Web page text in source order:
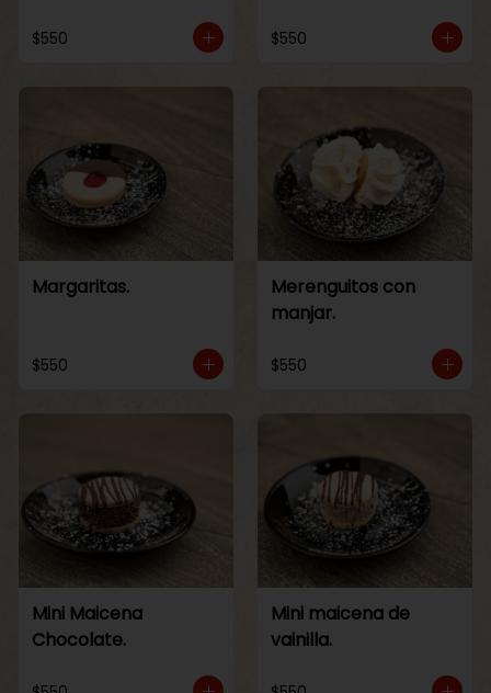
$550 $550
Margaritas.
$550
Merenguitos con
manjar.
$550
Mini Maicena
Chocolate.
Mini maicena de
vainilla.